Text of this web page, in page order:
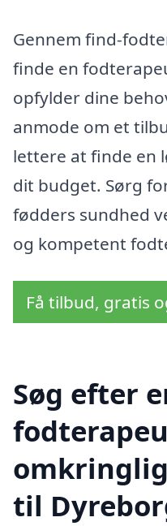
Gennem find-
finde en
opfylder dine
anmode om et
lettere at finde en
dit budget. Sørg
fødders sundhed
og kompetent
Få tilbud, gratis
Søg efter
til